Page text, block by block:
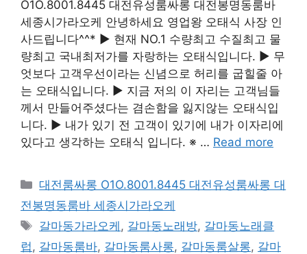
O1O.8001.8445 대전유성룸싸롱 대전봉명동룸바
세종시가라오케 안녕하세요 영업왕 오태식 사장 인
사드립니다^^* ▶ 현재 NO.1 수량최고 수질최고 물
량최고 국내최저가를 자랑하는 오태식입니다. ▶ 무
엇보다 고객우선이라는 신념으로 허리를 굽힐줄 아
는 오태식입니다. ▶ 지금 저의 이 자리는 고객님들
께서 만들어주셨다는 겸손함을 잃지않는 오태식입
니다. ▶ 내가 있기 전 고객이 있기에 내가 이자리에
있다고 생각하는 오태식 입니다. ※ … Read more
카
테
고
리
대전룸싸롱 O1O.8001.8445 대전유성룸싸롱 대
전봉명동룸바 세종시가라오케
태
그
갈마동가라오케 , 갈마동노래방, 갈마동노래클
럽 , 갈마동룸바, 갈마동룸사롱, 갈마동룸살롱, 갈마